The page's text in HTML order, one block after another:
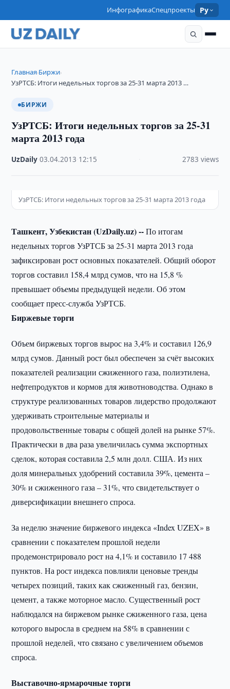
ИнфографикаСпецпроекты Ру
Главная›Биржи›
УзРТСБ: Итоги недельных торгов за 25-31 марта 2013 …
БИРЖИ
УзРТСБ: Итоги недельных торгов за 25-31
марта 2013 года
UzDaily ·03.04.2013 12:15 2783 views
УзРТСБ: Итоги недельных торгов за 25-31 марта 2013 года
Ташкент, Узбекистан (UzDaily.uz) --По итогам
недельных торгов УзРТСБ за 25-31 марта 2013 года
зафиксирован рост основных показателей. Общий оборот
торгов составил 158,4 млрд сумов, что на 15,8 %
превышает объемы предыдущей недели. Об этом
сообщает пресс-служба УзРТСБ.
Биржевые торги
Объем биржевых торгов вырос на 3,4% и составил 126,9
млрд сумов. Данный рост был обеспечен за счёт высоких
показателей реализации сжиженного газа, полиэтилена,
нефтепродуктов и кормов для животноводства. Однако в
структуре реализованных товаров лидерство продолжают
удерживать строительные материалы и
продовольственные товары с общей долей на рынке 57%.
Практически в два раза увеличилась сумма экспортных
сделок, которая составила 2,5 млн долл. США. Из них
доля минеральных удобрений составила 39%, цемента –
30% и сжиженного газа – 31%, что свидетельствует о
диверсификации внешнего спроса.
За неделю значение биржевого индекса «Index UZEX» в
сравнении с показателем прошлой недели
продемонстрировало рост на 4,1% и составило 17 488
пунктов. На рост индекса повлияли ценовые тренды
четырех позиций, таких как сжиженный газ, бензин,
цемент, а также моторное масло. Существенный рост
наблюдался на биржевом рынке сжиженного газа, цена
которого выросла в среднем на 58% в сравнении с
прошлой неделей, что связано с увеличением объемов
спроса.
Выставочно-ярмарочные торги